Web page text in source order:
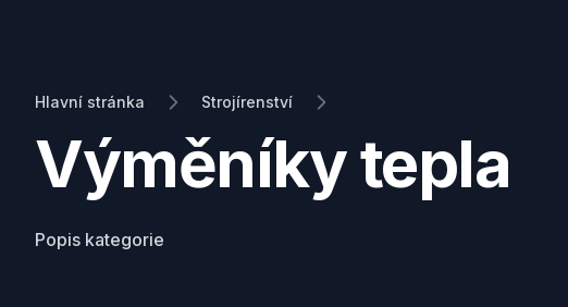
Hlavní stránka Strojírenství
Výměníky tepla
Popis kategorie